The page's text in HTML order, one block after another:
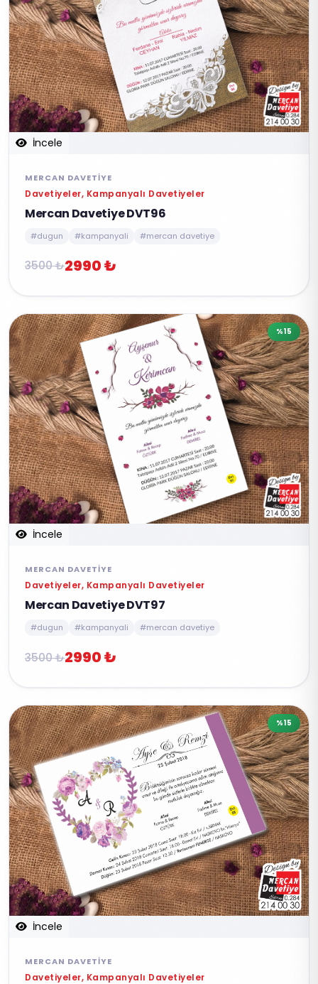
İncele
MERCAN DAVETIYE
Davetiyeler, Kampanyalı Davetiyeler
Mercan Davetiye DVT96
#dugun #kampanyali #mercan davetiye
3500 ₺2990 ₺
İncele
%15
MERCAN DAVETIYE
Davetiyeler, Kampanyalı Davetiyeler
Mercan Davetiye DVT97
#dugun #kampanyali #mercan davetiye
3500 ₺2990 ₺
İncele
%15
MERCAN DAVETIYE
Davetiyeler, Kampanyalı Davetiyeler